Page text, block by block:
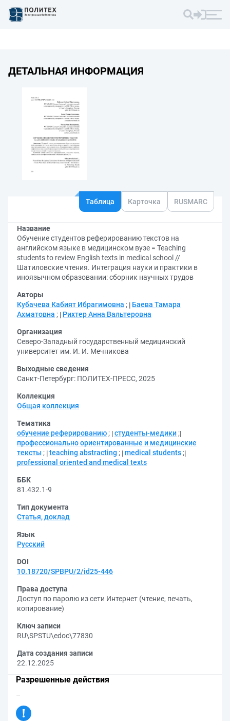
ДЕТАЛЬНАЯ ИНФОРМАЦИЯ
Таблица Карточка RUSMARC
Название
Обучение студентов реферированию текстов на
английском языке в медицинском вузе = Teaching
students to review English texts in medical school //
Шатиловские чтения. Интеграция науки и практики в
иноязычном образовании: сборник научных трудов
Авторы
Кубачева Кабият Ибрагимовна ;
Баева Тамара
Ахматовна ; Рихтер Анна Вальтеровна
Организация
Северо-Западный государственный медицинский
университет им. И. И. Мечникова
Выходные сведения
Санкт-Петербург: ПОЛИТЕХ-ПРЕСС, 2025
Коллекция
Общая коллекция
Тематика
обучение реферированию ; студенты-медики ;
профессионально ориентированные и медицинские
тексты ; teaching abstracting ; medical students ;
professional oriented and medical texts
ББК
81.432.1-9
Тип документа
Статья, доклад
Язык
Русский
DOI
10.18720/SPBPU/2/id25-446
Права доступа
Доступ по паролю из сети Интернет (чтение, печать,
копирование)
Ключ записи
RU\SPSTU\edoc\77830
Дата создания записи
22.12.2025
Разрешенные действия
–